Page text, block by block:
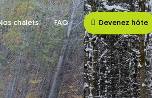
chalets FAQ Devenez hôte